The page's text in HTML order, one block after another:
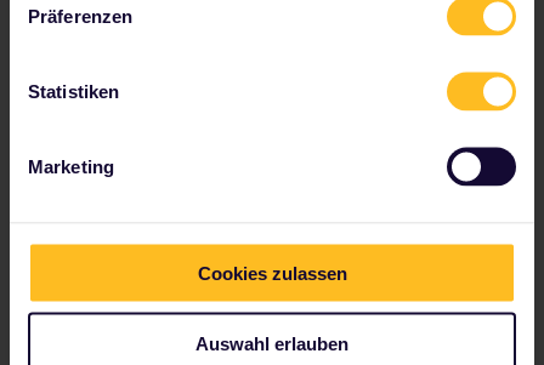
Präferenzen
Statistiken
Marketing
Cookies zulassen
Auswahl erlauben